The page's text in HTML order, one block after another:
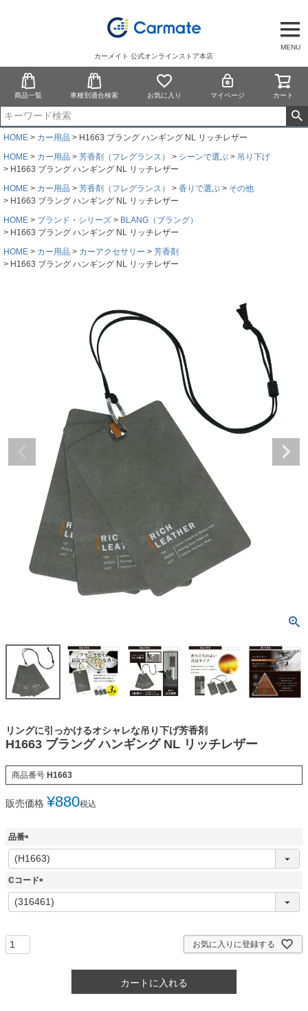
MENU
カーメイト 公式オンラインストア本店
商品一覧 車種別適合検索 お気に入り マイページ カート
HOME カー用品
H1663 ブラング ハンギング NL リッチレザー
HOME
カー用品 芳香剤（フレグランス） シーンで選ぶ
吊り下げ
H1663 ブラング ハンギング NL リッチレザー
HOME
カー用品 芳香剤（フレグランス） 香りで選ぶ
その他
H1663 ブラング ハンギング NL リッチレザー
HOME
ブランド・シリーズ
BLANG（ブラング）
H1663 ブラング ハンギング NL リッチレザー
HOME
カー用品 カーアクセサリー
芳香剤
H1663 ブラング ハンギング NL リッチレザー
リングに引っかけるオシャレな吊り下げ芳香剤
H1663 ブラング ハンギング NL リッチレザー
商品番号 H1663
販売価格 ¥880税込
品番
(
必
須
Cコード
(
必
お気に入りに登録する
カートに入れる